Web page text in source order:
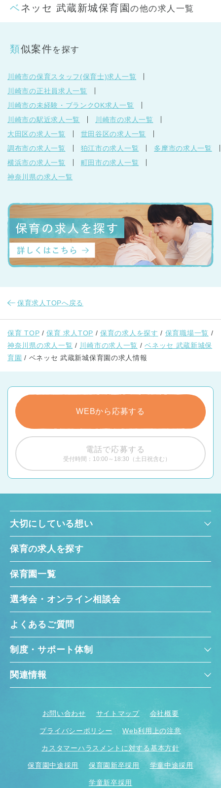
ベネッセ 武蔵新城保育園 の他の求人一覧
類似案件を探す
川崎市の保育スタッフ(保育士)求人一覧
川崎市の正社員求人一覧
川崎市の未経験・ブランクOK求人一覧
川崎市の駅近求人一覧
川崎市の求人一覧
大田区の求人一覧
世田谷区の求人一覧
調布市の求人一覧
狛江市の求人一覧
多摩市の求人一覧
横浜市の求人一覧
町田市の求人一覧
神奈川県の求人一覧
保育求人TOPへ戻る
保育 TOP 保育 求人TOP 保育の求人を探す
保育職場一覧
神奈川県の求人一覧
川崎市の求人一覧
ベネッセ 武蔵新城保
育園
ベネッセ 武蔵新城保育園の求人情報
WEBから応募する
電話で応募する
受付時間：10:00～18:30（土日祝含む）
大切にしている想い
保育の求人を探す
保育園一覧
選考会・オンライン相談会
よくあるご質問
制度・サポート体制
関連情報
お問い合わせ サイトマップ 会社概要
プライバシーポリシー Web利用上の注意
カスタマーハラスメントに対する基本方針
保育園中途採用 保育園新卒採用 学童中途採用
学童新卒採用